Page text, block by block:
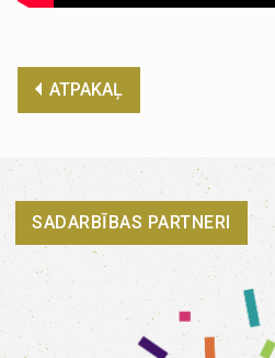
ATPAKAĻ
SADARBĪBAS PARTNERI